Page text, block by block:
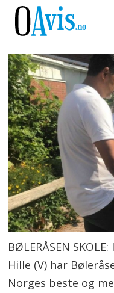
BØLERÅSEN
Hille (V) har
Norges beste og